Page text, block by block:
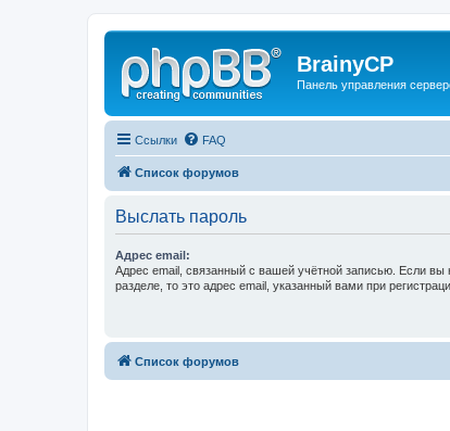
BrainyCP
Панель управления
Ссылки FAQ
Список форумов
Выслать пароль
Адрес email:
Адрес email, связанный с вашей учётной записью. Если вы
разделе, то это адрес email, указанный вами при
Список форумов